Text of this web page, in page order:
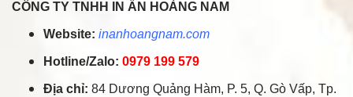
CÔNG TY TNHH IN ẤN HOÀNG NAM
Website: inanhoangnam.com
Hotline/Zalo: 0979 199 579
Địa chỉ: 84 Dương Quảng Hàm, P. 5, Q. Gò Vấp, Tp.